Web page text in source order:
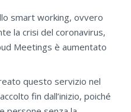
smart working, ovvero
la crisi del coronavirus,
Meetings è aumentato
questo servizio nel
fin dall’inizio, poiché